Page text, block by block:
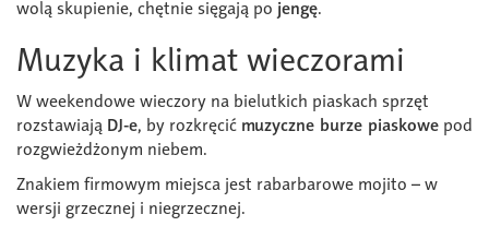
wolą skupienie, chętnie sięgają po jengę.
Muzyka i klimat wieczorami
W weekendowe wieczory na bielutkich piaskach sprzęt
rozstawiają DJ-e, by rozkręcić muzyczne burze piaskowe pod
rozgwieżdżonym niebem.
Znakiem firmowym miejsca jest rabarbarowe mojito – w
wersji grzecznej i niegrzecznej.